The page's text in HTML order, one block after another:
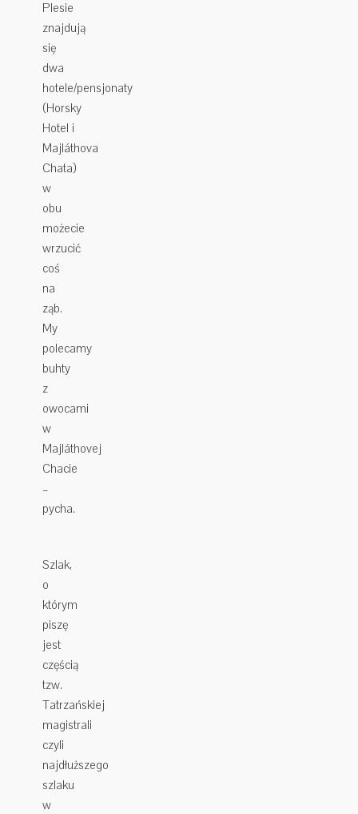
Plesie
znajdują
się
dwa
hotele/pensjonaty
(Horsky
Hotel i
Majláthova
Chata)
w
obu
możecie
wrzucić
coś
na
ząb.
My
polecamy
buhty
z
owocami
w
Majláthovej
Chacie
–
pycha.
Szlak,
o
którym
piszę
jest
częścią
tzw.
Tatrzańskiej
magistrali
czyli
najdłuższego
szlaku
w